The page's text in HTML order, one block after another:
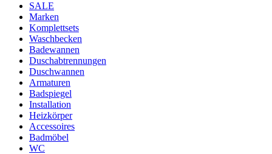
SALE
Marken
Komplettsets
Waschbecken
Badewannen
Duschabtrennungen
Duschwannen
Armaturen
Badspiegel
Installation
Heizkörper
Accessoires
Badmöbel
WC